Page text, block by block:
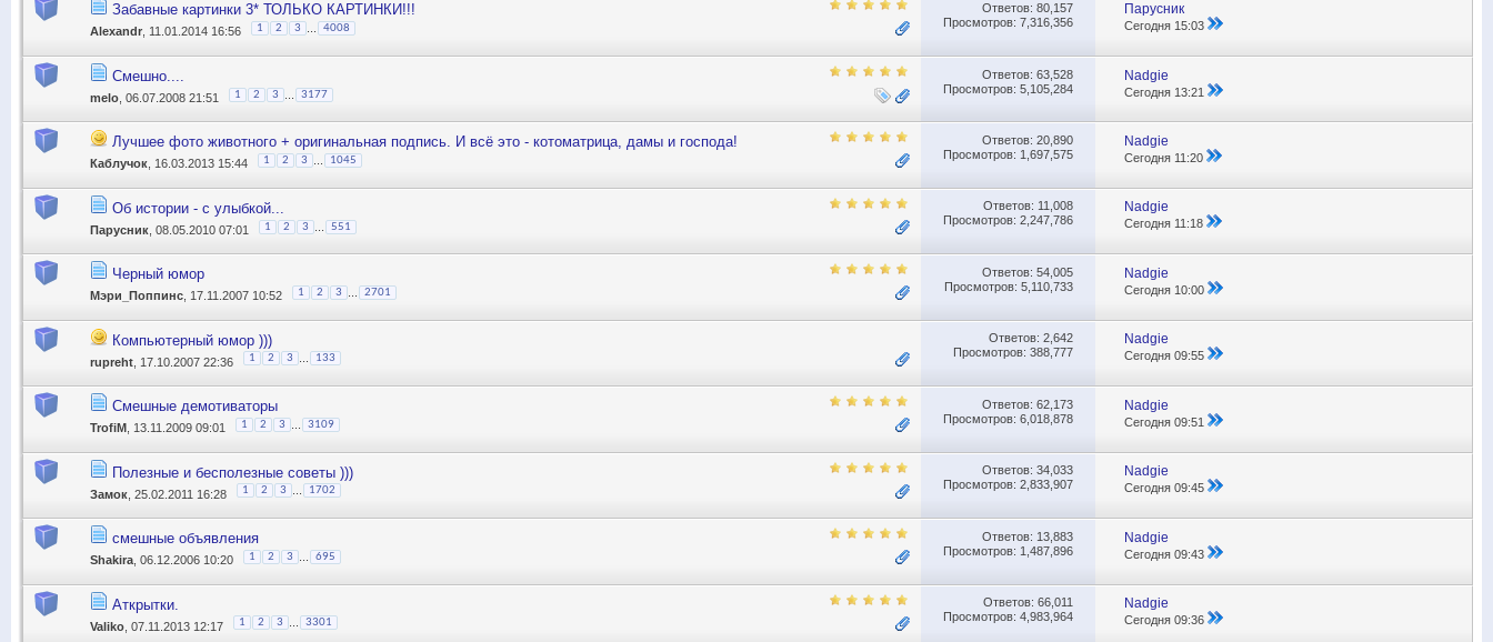
Забавные картинки 3* ТОЛЬКО КАРТИНКИ!!!
Alexandr , 11.01.2014 16:56 1 2 3 4008
Ответов: 80,157
Просмотров: 7,316,356
Парусник
Сегодня 15:03
Смешно....
melo , 06.07.2008 21:51 1 2 3 3177
Ответов: 63,528
Просмотров: 5,105,284
Nadgie
Сегодня 13:21
Лучшее фото животного + оригинальная подпись. И всё это - котоматрица, дамы и господа!
Каблучок , 16.03.2013 15:44 1 2 3 1045
Ответов: 20,890
Просмотров: 1,697,575
Nadgie
Сегодня 11:20
Об истории - с улыбкой...
Парусник , 08.05.2010 07:01 1 2 3 551
Ответов: 11,008
Просмотров: 2,247,786
Nadgie
Сегодня11:18
Черный юмор
Мэри_Поппинс , 17.11.2007 10:52 1 2 3 2701
Ответов: 54,005
Просмотров: 5,110,733
Nadgie
Сегодня 10:00
Компьютерный юмор )))
rupreht , 17.10.2007 22:36 1 2 3 ... 133
Ответов: 2,642
Просмотров: 388,777
Nadgie
Сегодня09:55
Смешные демотиваторы
TrofiM , 13.11.2009 09:01 1 2 3 3109
Ответов: 62,173
Просмотров: 6,018,878
Nadgie
Сегодня09:51
Полезные и бесполезные советы )))
Замок , 25.02.2011 16:28 1 2 3 1702
Ответов: 34,033
Просмотров: 2,833,907
Nadgie
Сегодня09:45
смешные объявления
Shakira , 06.12.2006 10:20 1 2 3 695
Ответов: 13,883
Просмотров: 1,487,896
Nadgie
Сегодня09:43
Аткрытки.
Valiko , 07.11.2013 12:17 1 2 3 3301
Ответов: 66,011
Просмотров: 4,983,964
Nadgie
Сегодня09:36